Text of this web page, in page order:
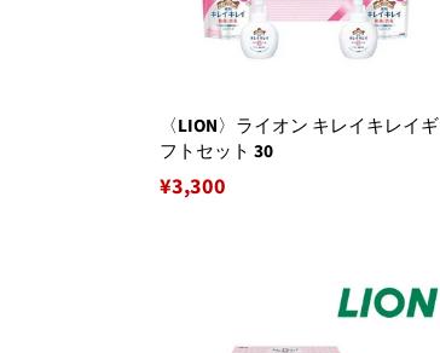
〈LION〉ライオン キレイキレイギ
フトセット 30
通
¥3,300